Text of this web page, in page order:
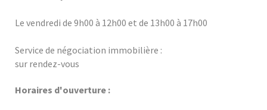
Le vendredi de 9h00 à 12h00 et de 13h00 à 17h00
Service de négociation immobilière :
sur rendez-vous
Horaires d'ouverture :